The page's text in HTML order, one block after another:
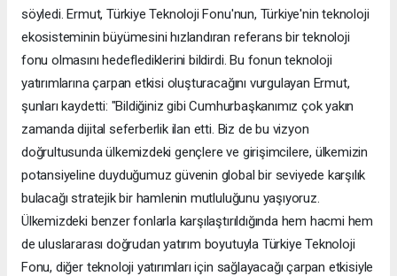
söyledi. Ermut, Türkiye Teknoloji Fonu'nun, Türkiye'nin teknoloji
ekosisteminin büyümesini hızlandıran referans bir teknoloji
fonu olmasını hedeflediklerini bildirdi. Bu fonun teknoloji
yatırımlarına çarpan etkisi oluşturacağını vurgulayan Ermut,
şunları kaydetti: "Bildiğiniz gibi Cumhurbaşkanımız çok yakın
zamanda dijital seferberlik ilan etti. Biz de bu vizyon
doğrultusunda ülkemizdeki gençlere ve girişimcilere, ülkemizin
potansiyeline duyduğumuz güvenin global bir seviyede karşılık
bulacağı stratejik bir hamlenin mutluluğunu yaşıyoruz.
Ülkemizdeki benzer fonlarla karşılaştırıldığında hem hacmi hem
de uluslararası doğrudan yatırım boyutuyla Türkiye Teknoloji
Fonu, diğer teknoloji yatırımları için sağlayacağı çarpan etkisiyle